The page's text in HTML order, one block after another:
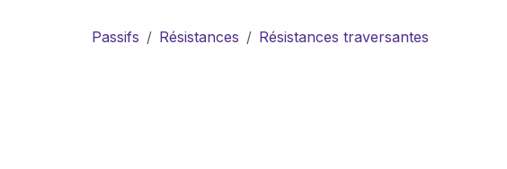
Passifs Résistances Résistances traversantes